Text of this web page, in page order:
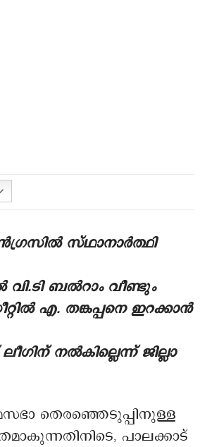
സ്ഥാനാർത്ഥി
ബൽറാം വീണ്ടും
എ. തങ്കപ്പനെ ഇറക്കാൻ
ലീഗിന് നൽകില്ലെന്ന് ജില്ലാ
തെരഞ്ഞെടുപ്പിനുള്ള
പാലക്കാട്